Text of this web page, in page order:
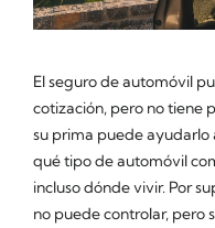
El seguro de automóvil
cotización, pero no tiene
su prima puede ayudarlo
qué tipo de automóvil
incluso dónde vivir. Por
no puede controlar, pero